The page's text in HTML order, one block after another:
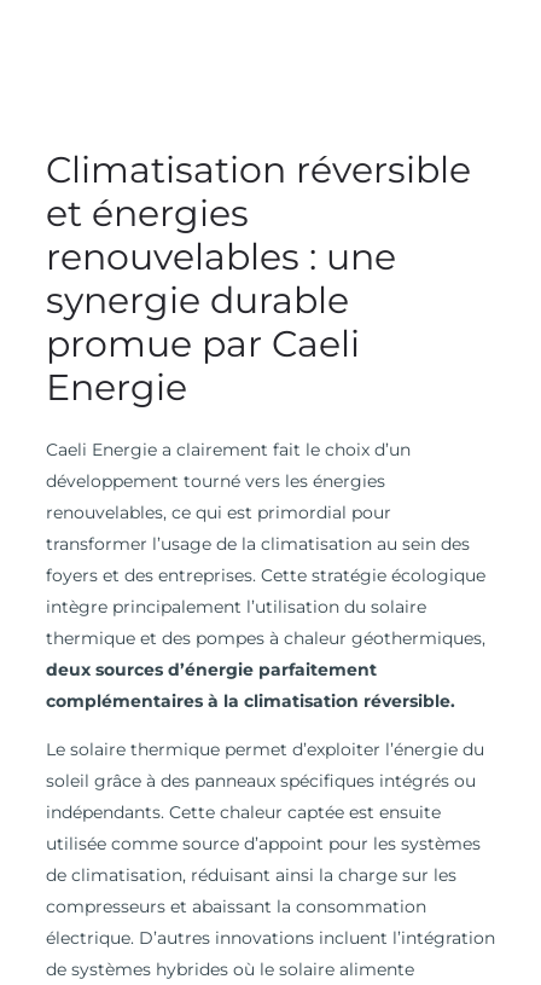
Climatisation réversible
et énergies
renouvelables : une
synergie durable
promue par Caeli
Energie
Caeli Energie a clairement fait le choix d’un
développement tourné vers les énergies
renouvelables, ce qui est primordial pour
transformer l’usage de la climatisation au sein des
foyers et des entreprises. Cette stratégie écologique
intègre principalement l’utilisation du solaire
thermique et des pompes à chaleur géothermiques,
deux sources d’énergie parfaitement
complémentaires à la climatisation réversible.
Le solaire thermique permet d’exploiter l’énergie du
soleil grâce à des panneaux spécifiques intégrés ou
indépendants. Cette chaleur captée est ensuite
utilisée comme source d’appoint pour les systèmes
de climatisation, réduisant ainsi la charge sur les
compresseurs et abaissant la consommation
électrique. D’autres innovations incluent l’intégration
de systèmes hybrides où le solaire alimente